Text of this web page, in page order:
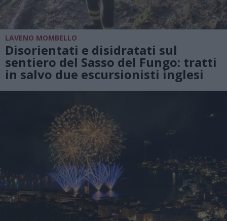
LAVENO MOMBELLO
Disorientati e disidratati sul
sentiero del Sasso del Fungo: tratti
in salvo due escursionisti inglesi